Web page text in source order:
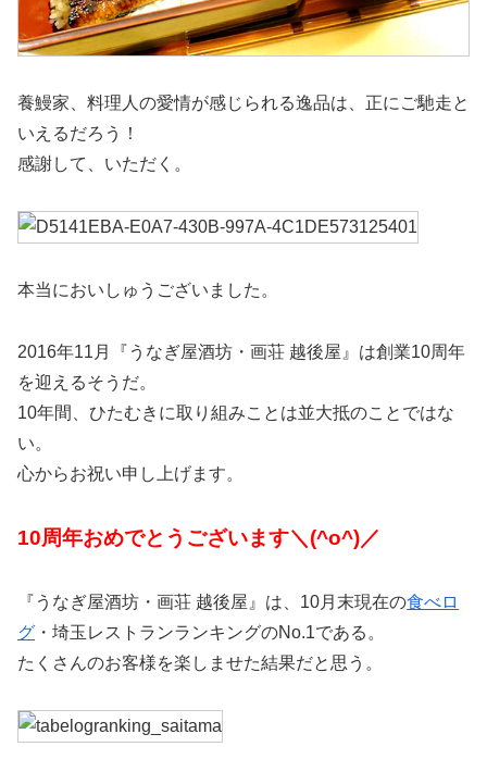
養鰻家、料理人の愛情が感じられる逸品は、正にご馳走と
いえるだろう！
感謝して、いただく。
本当においしゅうございました。
2016年11月『うなぎ屋酒坊・画荘 越後屋』は創業10周年
を迎えるそうだ。
10年間、ひたむきに取り組みことは並大抵のことではな
い。
心からお祝い申し上げます。
10周年おめでとうございます＼(^o^)／
『うなぎ屋酒坊・画荘 越後屋』は、10月末現在の食べロ
グ ・埼玉レストランランキングのNo.1である。
たくさんのお客様を楽しませた結果だと思う。